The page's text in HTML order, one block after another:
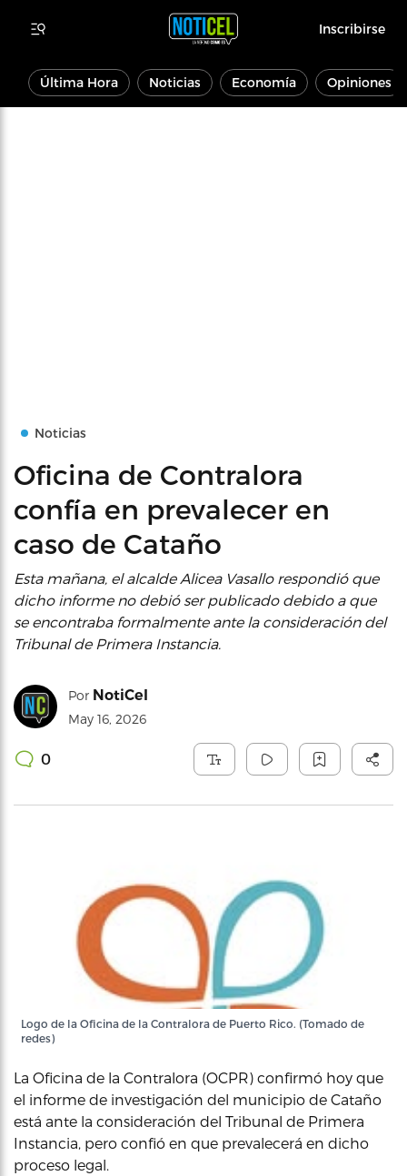
Inscribirse
Última Hora Noticias Economía Opiniones
Noticias
Oficina de Contralora
confía en prevalecer en
caso de Cataño
Esta mañana, el alcalde Alicea Vasallo respondió que
dicho informe no debió ser publicado debido a que
se encontraba formalmente ante la consideración del
Tribunal de Primera Instancia.
Por NotiCel
May 16, 2026
0
Logo de la Oficina de la Contralora de Puerto Rico. (Tomado de
redes)
La Oficina de la Contralora (OCPR) confirmó hoy que
el informe de investigación del municipio de Cataño
está ante la consideración del Tribunal de Primera
Instancia, pero confió en que prevalecerá en dicho
proceso legal.